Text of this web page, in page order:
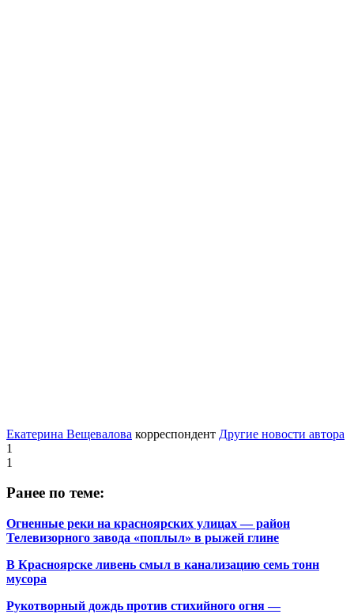
Екатерина Вещевалова корреспондент Другие новости автора
1
1
Ранее по теме:
Огненные реки на красноярских улицах — район
Телевизорного завода «поплыл» в рыжей глине
В Красноярске ливень смыл в канализацию семь тонн
мусора
Рукотворный дождь против стихийного огня —